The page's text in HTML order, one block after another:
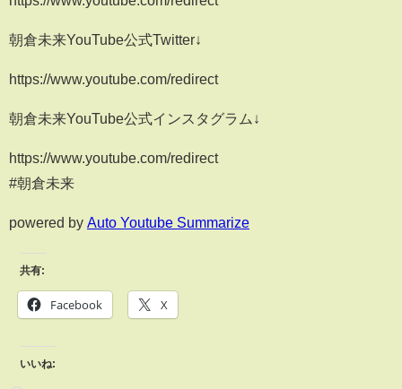
朝倉未来YouTube公式Twitter↓
https://www.youtube.com/redirect
朝倉未来YouTube公式インスタグラム↓
https://www.youtube.com/redirect
#朝倉未来
powered by Auto Youtube Summarize
共有:
Facebook X
いいね: